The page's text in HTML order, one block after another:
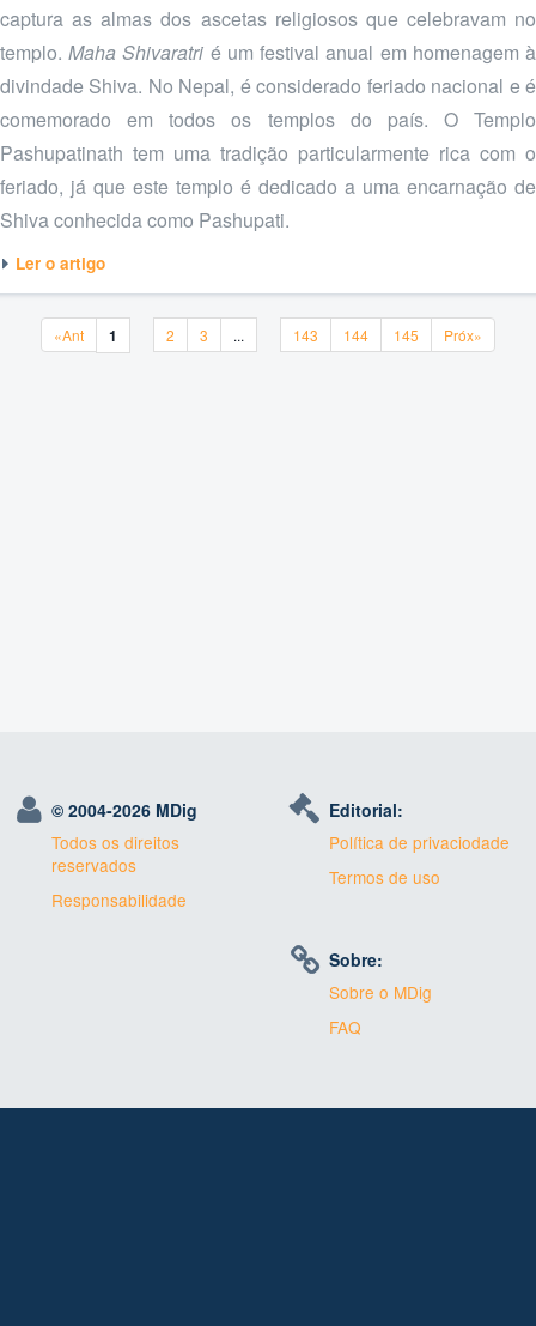
captura as almas dos ascetas religiosos que celebravam no
templo.Maha Shivaratri é um festival anual em homenagem à
divindade Shiva. No Nepal, é considerado feriado nacional e é
comemorado em todos os templos do país. O Templo
Pashupatinath tem uma tradição particularmente rica com o
feriado, já que este templo é dedicado a uma encarnação de
Shiva conhecida como Pashupati.
Ler o artigo
«Ant«Ant1 2 3 ... 143 144144 145 Próx»
© 2004-2026 MDig
Todos os direitos
reservados
Responsabilidade
Editorial:
Política de privaciodade
Termos de uso
Sobre:
Sobre o MDig
FAQ